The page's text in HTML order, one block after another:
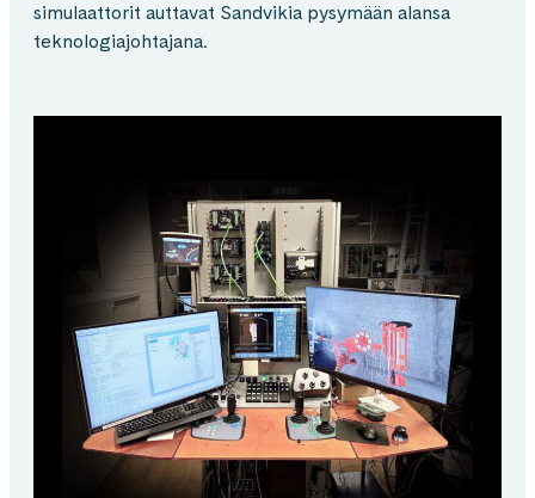
simulaattorit auttavat Sandvikia pysymään alansa
teknologiajohtajana.